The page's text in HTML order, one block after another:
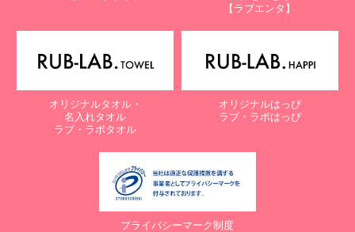
【ラブエンタ】
オリジナルタオル・
名入れタオル
ラブ・ラボタオル
オリジナルはっぴ
ラブ・ラボはっぴ
プライバシーマーク制度